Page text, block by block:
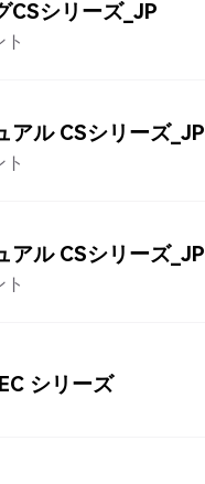
CSシリーズ_JP
アル CSシリーズ_JP
アル CSシリーズ_JP
シリーズ